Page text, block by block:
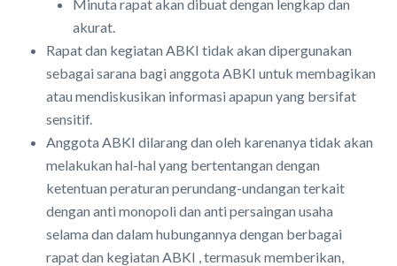
Minuta rapat akan dibuat dengan lengkap dan
akurat.
Rapat dan kegiatan ABKI tidak akan dipergunakan
sebagai sarana bagi anggota ABKI untuk membagikan
atau mendiskusikan informasi apapun yang bersifat
sensitif.
Anggota ABKI dilarang dan oleh karenanya tidak akan
melakukan hal-hal yang bertentangan dengan
ketentuan peraturan perundang-undangan terkait
dengan anti monopoli dan anti persaingan usaha
selama dan dalam hubungannya dengan berbagai
rapat dan kegiatan ABKI , termasuk memberikan,